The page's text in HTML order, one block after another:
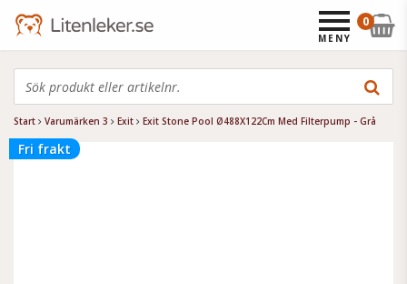
Start Varumärken 3 Exit Exit Stone Pool Ø488X122Cm Med Filterpump - Grå
Fri frakt
0
MENY